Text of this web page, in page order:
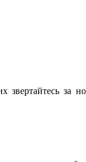
звертайтесь за